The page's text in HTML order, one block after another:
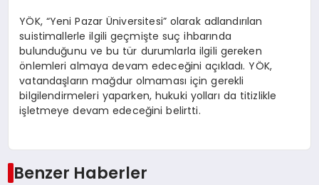
YÖK, “Yeni Pazar Üniversitesi” olarak adlandırılan
suistimallerle ilgili geçmişte suç ihbarında
bulunduğunu ve bu tür durumlarla ilgili gereken
önlemleri almaya devam edeceğini açıkladı. YÖK,
vatandaşların mağdur olmaması için gerekli
bilgilendirmeleri yaparken, hukuki yolları da titizlikle
işletmeye devam edeceğini belirtti.
Benzer Haberler